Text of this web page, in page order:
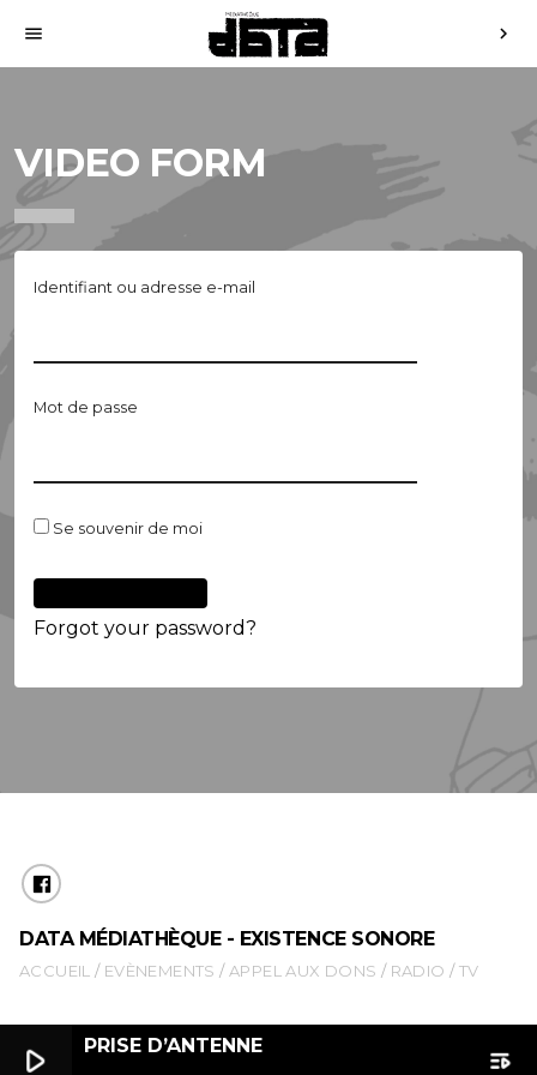
menu chevron_right
VIDEO FORM
Identifiant ou adresse e-mail
Mot de passe
Se souvenir de moi
Forgot your password?
DATA MÉDIATHÈQUE - EXISTENCE SONORE
ACCUEIL EVÈNEMENTS APPEL AUX DONS RADIO TV
play_arrow PRISE D’ANTENNE playlist_play